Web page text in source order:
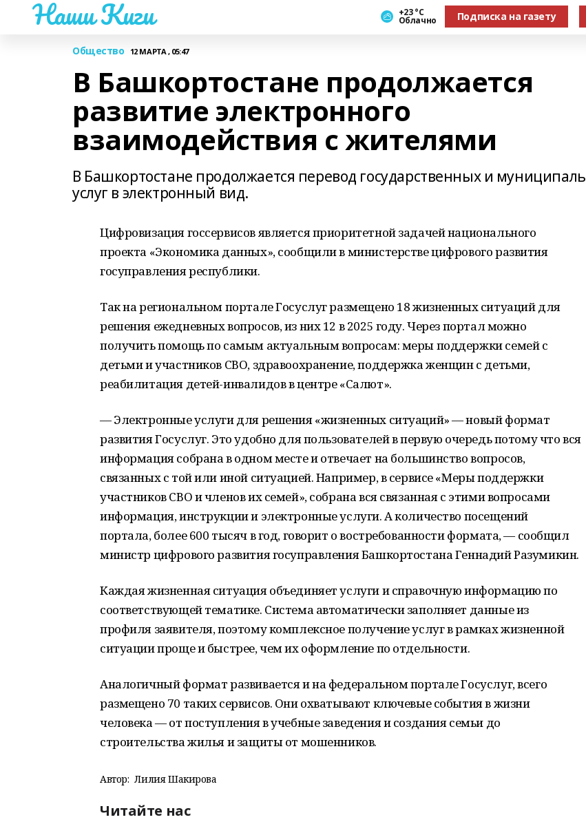
Наши Киги +23 °С
Облачно Подписка на газету
Общество 12 МАРТА , 05:47
В Башкортостане продолжается
развитие электронного
взаимодействия с жителями
В Башкортостане продолжается перевод государственных и
услуг в электронный вид.
Цифровизация госсервисов является приоритетной задачей национального
проекта «Экономика данных», сообщили в министерстве цифрового развития
госуправления республики.
Так на региональном портале Госуслуг размещено 18 жизненных ситуаций для
решения ежедневных вопросов, из них 12 в 2025 году. Через портал можно
получить помощь по самым актуальным вопросам: меры поддержки семей с
детьми и участников СВО, здравоохранение, поддержка женщин с детьми,
реабилитация детей-инвалидов в центре «Салют».
— Электронные услуги для решения «жизненных ситуаций» — новый формат
развития Госуслуг. Это удобно для пользователей в первую очередь потому что вся
информация собрана в одном месте и отвечает на большинство вопросов,
связанных с той или иной ситуацией. Например, в сервисе «Меры поддержки
участников СВО и членов их семей», собрана вся связанная с этими вопросами
информация, инструкции и электронные услуги. А количество посещений
портала, более 600 тысяч в год, говорит о востребованности формата, — сообщил
министр цифрового развития госуправления Башкортостана Геннадий Разумикин.
Каждая жизненная ситуация объединяет услуги и справочную информацию по
соответствующей тематике. Система автоматически заполняет данные из
профиля заявителя, поэтому комплексное получение услуг в рамках жизненной
ситуации проще и быстрее, чем их оформление по отдельности.
Аналогичный формат развивается и на федеральном портале Госуслуг, всего
размещено 70 таких сервисов. Они охватывают ключевые события в жизни
человека — от поступления в учебные заведения и создания семьи до
строительства жилья и защиты от мошенников.
Автор: Лилия Шакирова
Читайте нас